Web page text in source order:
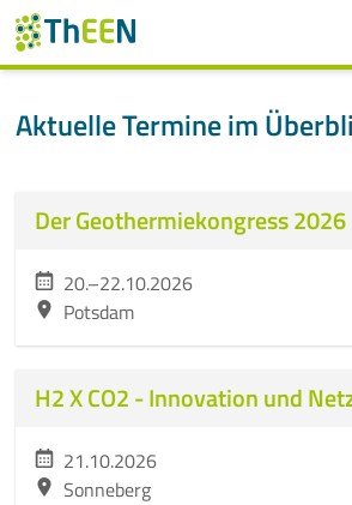
Suche
Services
Mitglieder
Aktivitäten
Veranstaltungen
Aktuelle Termine
Aktuelle Termine im
Der Geothermiekongress 2026
20.–22.10.2026
Potsdam
H2 X CO2 - Innovation und
21.10.2026
Sonneberg